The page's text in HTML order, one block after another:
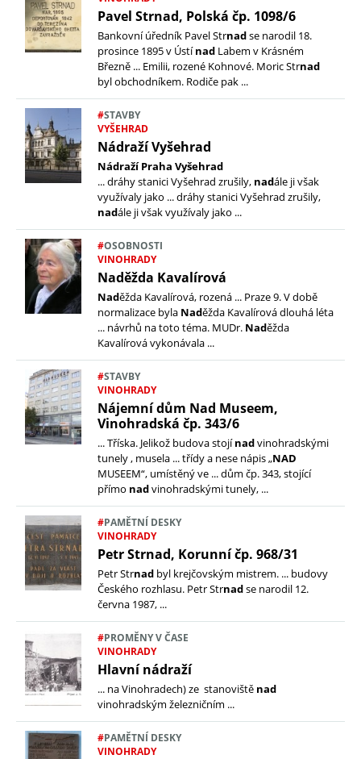
face twitt linke mail
Pavel Strnad, Polská čp. 1098/6
Bankovní úředník Pavel Strnadse narodil 18.
prosince 1895 v Ústínad Labem v Krásném
Březně ... Emilii, rozené Kohnové. Moric Strnad
byl obchodníkem. Rodiče pak ...
#STAVBY
VYŠEHRAD
Nádraží Vyšehrad
Nádraží Praha Vyšehrad
... dráhy stanici Vyšehrad zrušily, nadále ji však
využívaly jako ... dráhy stanici Vyšehrad zrušily,
nadále ji však využívaly jako ...
#OSOBNOSTI
VINOHRADY
Naděžda Kavalírová
Naděžda Kavalírová, rozená ... Praze 9. V době
normalizace byla Naděžda Kavalírová dlouhá léta
... návrhů na toto téma. MUDr. Naděžda
Kavalírová vykonávala ...
#STAVBY
VINOHRADY
Nájemní dům Nad Museem,
Vinohradská čp. 343/6
... Tříska. Jelikož budova stojínadvinohradskými
tunely , musela ... třídy a nese nápis „NAD
MUSEEM“, umístěný ve ... dům čp. 343, stojící
přímo nadvinohradskými tunely, ...
#PAMĚTNÍ DESKY
VINOHRADY
Petr Strnad, Korunní čp. 968/31
Petr Strnad byl krejčovským mistrem. ... budovy
Českého rozhlasu. Petr Strnadse narodil 12.
června 1987, ...
#PROMĚNY V ČASE
VINOHRADY
Hlavní nádraží
... na Vinohradech) ze stanoviště nad
vinohradským železničním ...
#PAMĚTNÍ DESKY
VINOHRADY